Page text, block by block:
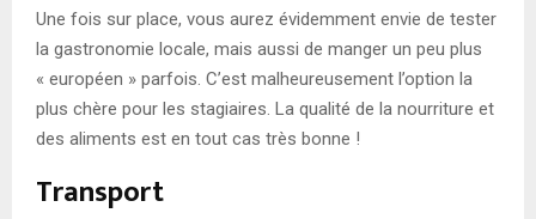
Une fois sur place, vous aurez évidemment envie de tester
la gastronomie locale, mais aussi de manger un peu plus
« européen » parfois. C’est malheureusement l’option la
plus chère pour les stagiaires. La qualité de la nourriture et
des aliments est en tout cas très bonne !
Transport